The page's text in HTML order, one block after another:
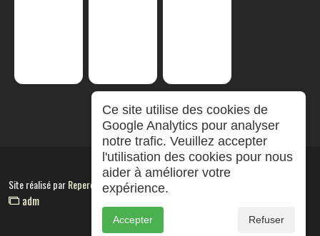
Site réalisé parRepereCom
adm
Ce site utilise des cookies de
Google Analytics pour analyser
notre trafic. Veuillez accepter
l'utilisation des cookies pour nous
aider à améliorer votre
expérience.
Accepter Refuser